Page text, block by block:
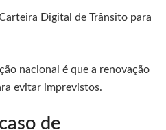
Digital de Trânsito para
nacional é que a renovação
evitar imprevistos.
de